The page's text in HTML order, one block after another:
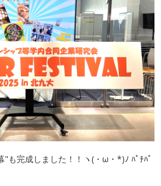
"も完成しました！！ ヽ(・ω・*)ﾉ ﾊﾟﾁﾊﾟ